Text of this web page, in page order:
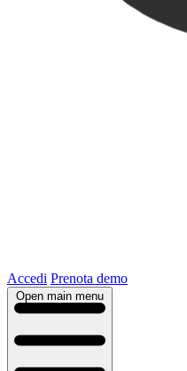
Accedi Prenota demo
Open main menu